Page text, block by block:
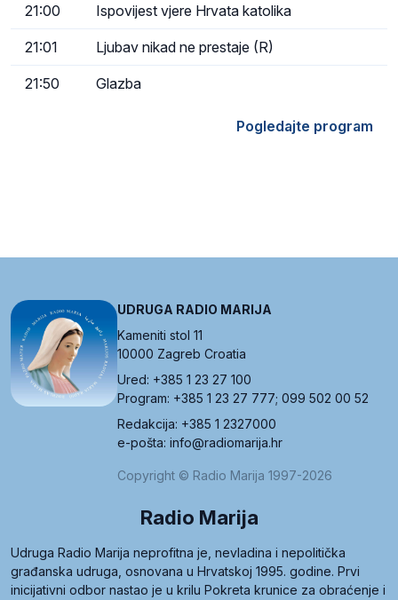
21:00 Ispovijest vjere Hrvata katolika
21:01 Ljubav nikad ne prestaje (R)
21:50 Glazba
Pogledajte program
UDRUGA RADIO MARIJA
Kameniti stol 11
10000 Zagreb Croatia
Ured: +385 1 23 27 100
Program: +385 1 23 27 777; 099 502 00 52
Redakcija: +385 1 2327000
e-pošta: info@radiomarija.hr
Copyright © Radio Marija 1997-2026
Radio Marija
Udruga Radio Marija neprofitna je, nevladina i nepolitička
građanska udruga, osnovana u Hrvatskoj 1995. godine. Prvi
inicijativni odbor nastao je u krilu Pokreta krunice za obraćenje i